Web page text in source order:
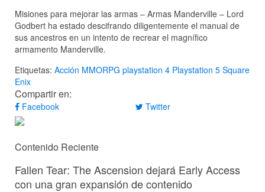
Misiones para mejorar las armas – Armas Manderville – Lord
Godbert ha estado descifrando diligentemente el manual de
sus ancestros en un intento de recrear el magnífico
armamento Manderville.
Etiquetas: Acción MMORPG playstation 4 Playstation 5 Square
Enix
Compartir en:
Facebook Twitter
Contenido Reciente
Fallen Tear: The Ascension dejará Early Access
con una gran expansión de contenido